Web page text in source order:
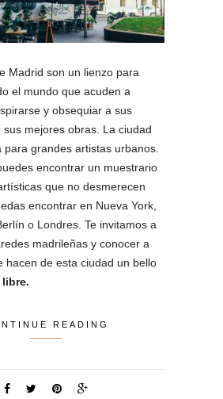
Madrid son un lienzo para
el mundo que acuden a
y obsequiar a sus
sus mejores obras. La ciudad
para grandes artistas urbanos.
encontrar un muestrario
que no desmerecen
encontrar en Nueva York,
o Londres. Te invitamos a
madrileñas y conocer a
hacen de esta ciudad un bello
libre.
READING